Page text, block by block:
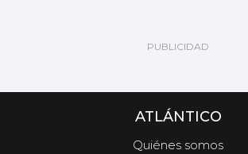
ATLÁNTICO
Quiénes somos